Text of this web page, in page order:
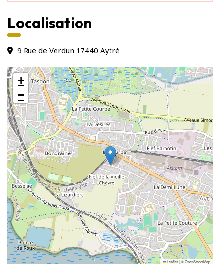
Localisation
9 Rue de Verdun 17440 Aytré
+
−
Leaflet|©OpenStreetMap